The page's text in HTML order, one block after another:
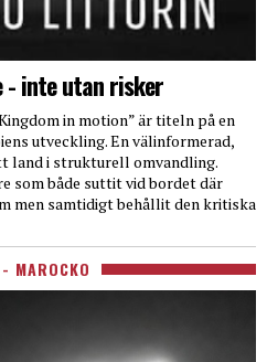
- inte utan risker
in motion” är titeln på en
utveckling. En välinformerad,
land i strukturell omvandling.
som både suttit vid bordet där
men samtidigt behållit den kritiska
MAROCKO